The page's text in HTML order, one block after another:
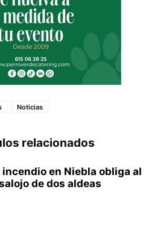
Noticias
relacionados
incendio en Niebla obliga al
de dos aldeas